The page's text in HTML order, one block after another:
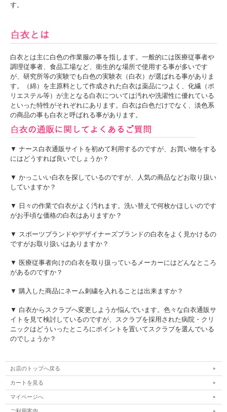
す。
白衣とは主に白色の作業服の事を指します。一般的には医療従事者や
調理従事者、食品工場など、衛生的な場所で使用する事が多いです
が、研究所等の実験でも白色の実験衣（白衣）が選ばれる事がありま
す。（綿）を主原料として作成された白衣は薬品につよく、化繊（ポ
リエステル等）が主となる白衣については汚れや洗濯性に優れている
といった特性がそれぞれにあります。白衣は白色だけでなく、淡色系
の商品の事も白衣と呼ばれる事があります。
▼ ナース白衣通販サイトを初めて利用するのですが、お買い物をする
にはどうすれば良いでしょうか？
▼ かっこいい白衣を探しているのですが、人気の商品などお取り扱い
していますか？
▼ 日々の作業で白衣がよく汚れます。洗い替えで何枚かほしいのです
がお手頃な価格の白衣はありますか？
▼ スポーツブランドやデザイナーズブランドの白衣をよく見かけるの
ですがお取り扱いはありますか？
▼ 医療従事者向けの白衣を取り扱っているメーカーにはどんなところ
があるのですか？
▼ 購入した商品にネーム刺繍を入れることは出来ますか？
▼ 白衣からスクラブへ変更しようか悩んでいます。色々な白衣通販サ
イトを見て検討しているのですが、スクラブを採用された病院・クリ
ニックはどういったところにポイントを置いてスクラブを選んでいる
のでしょうか？
お店のトップへ戻る
カートを見る
マイページへ